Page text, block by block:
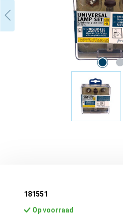
181551
Op voorraad